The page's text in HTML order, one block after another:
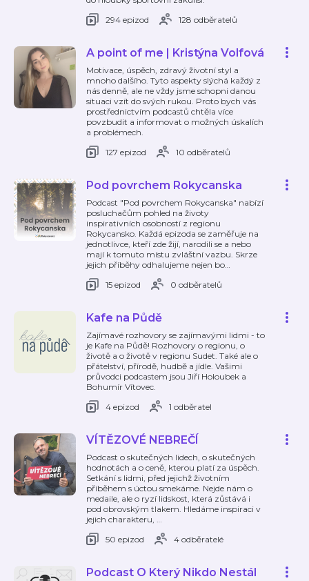
294 epizod
128 odběratelů
A point of me | Kristýna Volfová
Motivace, úspěch, zdravý životní styl a
mnoho dalšího. Tyto aspekty slýchá každý z
nás denně, ale ne vždy jsme schopni danou
situaci vzít do svých rukou. Proto bych vás
prostřednictvím podcastů chtěla více
povzbudit a informovat o možných úskalích
a problémech.
127 epizod
10 odběratelů
Pod povrchem Rokycanska
Podcast "Pod povrchem Rokycanska" nabízí
posluchačům pohled na životy
inspirativních osobností z regionu
Rokycansko. Každá epizoda se zaměřuje na
jednotlivce, kteří zde žijí, narodili se a nebo
mají k tomuto místu zvláštní vazbu. Skrze
jejich příběhy odhalujeme nejen bo…
15 epizod
0 odběratelů
Kafe na Půdě
Zajímavé rozhovory se zajímavými lidmi - to
je Kafe na Půdě! Rozhovory o regionu, o
životě a o životě v regionu Sudet. Také ale o
přátelství, přírodě, hudbě a jídle. Vašimi
průvodci podcastem jsou Jiří Holoubek a
Bohumír Vítovec.
4 epizod
1 odběratel
VÍTĚZOVÉ NEBREČÍ
Podcast o skutečných lidech, o skutečných
hodnotách a o ceně, kterou platí za úspěch.
Setkání s lidmi, před jejichž životním
příběhem s úctou smekáme. Nejde nám o
medaile, ale o ryzí lidskost, která zůstává i
pod obrovským tlakem. Hledáme inspiraci v
jejich charakteru, …
50 epizod
4 odběratelé
Podcast O Který Nikdo Nestál